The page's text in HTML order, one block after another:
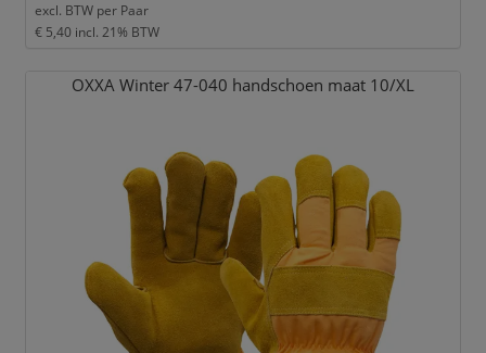
excl. BTW per Paar
€ 5,40 incl. 21% BTW
OXXA Winter 47-040 handschoen maat 10/XL